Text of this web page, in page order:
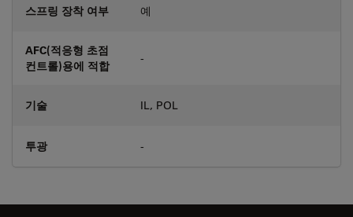
스프링 장착 여부 예
AFC(적응형 초점
컨트롤)용에 적합
-
기술 IL, POL
투광 -